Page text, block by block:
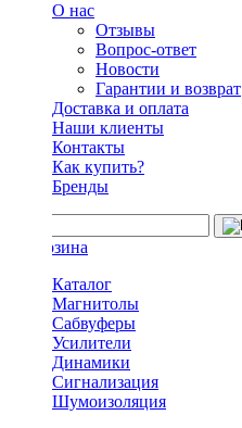
О нас
Отзывы
Вопрос-ответ
Новости
Гарантии и возврат
Доставка и оплата
Наши клиенты
Контакты
Как купить?
Бренды
Каталог
Магнитолы
Сабвуферы
Усилители
Динамики
Сигнализация
Шумоизоляция